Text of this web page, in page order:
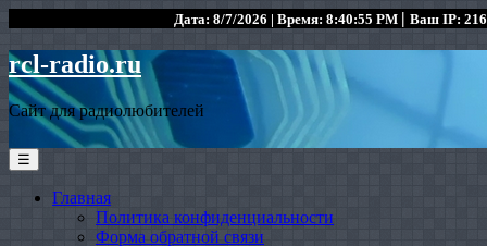
Дата: 8/7/2026 | Время: 8:40:55 PM | Ваш IP:
rcl-radio.ru
Сайт для радиолюбителей
☰
Главная
Политика конфиденциальности
Форма обратной связи